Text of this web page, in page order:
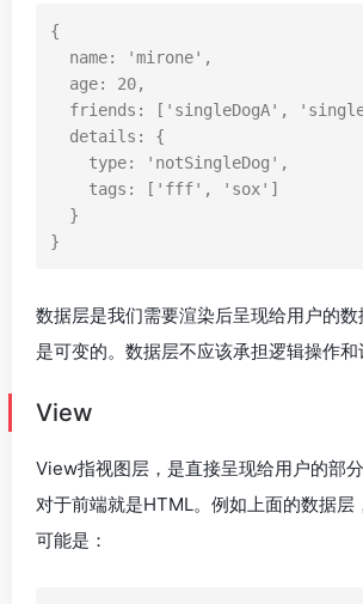
{
name: 'mirone' ,
age: 20,
friends : [ 'singleDogA' ,
details :
{
type: 'notSingleDog' ,
tags : [ 'fff' , 'sox' ]
}
}
数据层是我们需要渲染后呈现给用户的
是可变的。数据层不应该承担逻辑操作和
View
View指视图层，是直接呈现给用户的部
对于前端就是HTML。例如上面的数据层
可能是：